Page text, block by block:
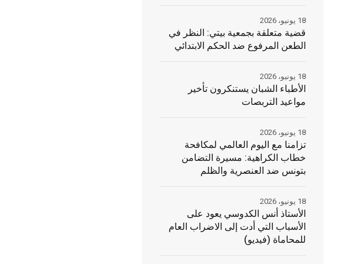
قضية متعلقة بجمعية بيتي: النظر في
الطعن المرفوع ضد الحكم الابتدائي
18 يونيو، 2026
الأطباء الشبان يستنكرون تأخير
مواعيد التربصات
18 يونيو، 2026
تزامنا مع اليوم العالمي لمكافحة
خطاب الكراهية: مسيرة التضامن
بتونس ضد العنصرية والظلم
18 يونيو، 2026
الأستاذ أنس الكدوسي يعود على
الأسباب التي أدت إلى الاضراب العام
للمحاماة (فيديو)
18 يونيو، 2026